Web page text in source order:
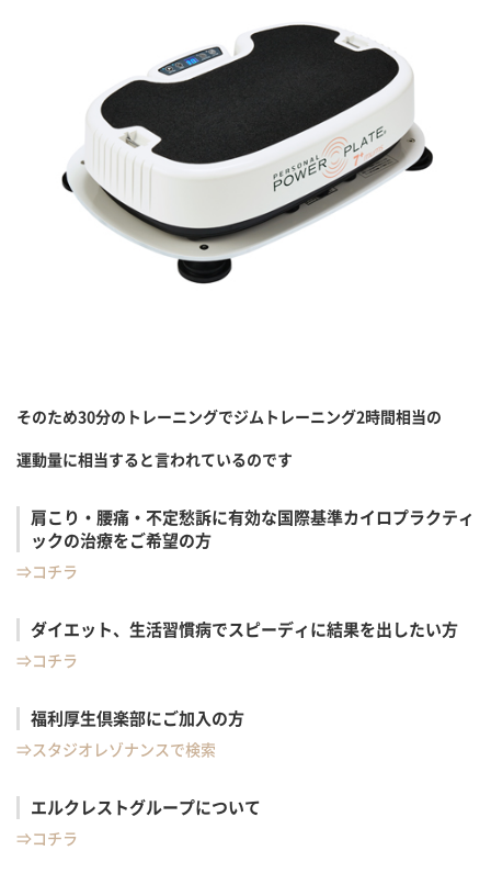
そのため30分のトレーニングでジムトレーニング2時間相当の
運動量に相当すると言われているのです
肩こり・腰痛・不定愁訴に有効な国際基準カイロプラクティ
ックの治療をご希望の方
⇒コチラ
ダイエット、生活習慣病でスピーディに結果を出したい方
⇒コチラ
福利厚生倶楽部にご加入の方
⇒スタジオレゾナンスで検索
エルクレストグループについて
⇒コチラ